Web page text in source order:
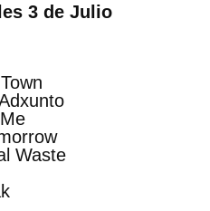
3 de Julio
Waste